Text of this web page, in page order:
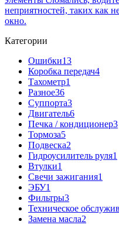
неприятностей, таких как
окно.
Категории
Ошибки13
Коробка передач4
Тахометр1
Разное36
Cуппорта3
Двигатель6
Печка / кондиционер3
Тормоза5
Подвеска2
Гидроусилитель руля1
Втулки1
Свечи зажигания1
ЭБУ1
Фильтры3
Техническое
Замена масла2